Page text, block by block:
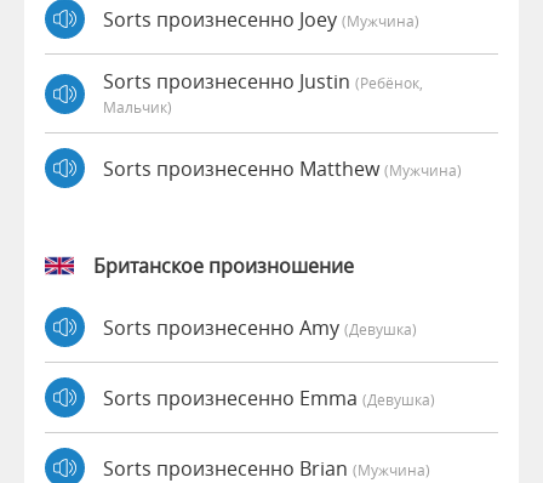
Sorts произнесенно Joey (мужчина)
Sorts произнесенно Justin (Ребёнок,
Мальчик)
Sorts произнесенно Matthew(мужчина)
Британское произношение
Sorts произнесенно Amy (девушка)
Sorts произнесенно Emma (девушка)
Sorts произнесенно Brian (мужчина)